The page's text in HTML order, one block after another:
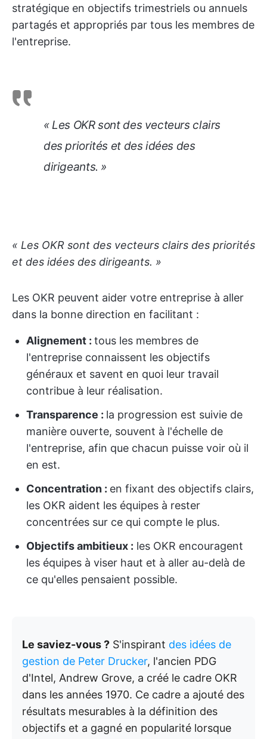
stratégique en objectifs trimestriels ou annuels
partagés et appropriés par tous les membres de
l'entreprise.
« Les OKR sont des vecteurs clairs
des priorités et des idées des
dirigeants. »
« Les OKR sont des vecteurs clairs des priorités
et des idées des dirigeants. »
Les OKR peuvent aider votre entreprise à aller
dans la bonne direction en facilitant :
Alignement : tous les membres de
l'entreprise connaissent les objectifs
généraux et savent en quoi leur travail
contribue à leur réalisation.
Transparence : la progression est suivie de
manière ouverte, souvent à l'échelle de
l'entreprise, afin que chacun puisse voir où il
en est.
Concentration : en fixant des objectifs clairs,
les OKR aident les équipes à rester
concentrées sur ce qui compte le plus.
Objectifs ambitieux : les OKR encouragent
les équipes à viser haut et à aller au-delà de
ce qu'elles pensaient possible.
Le saviez-vous ? S'inspirant des idées de
gestion de Peter Drucker, l'ancien PDG
d'Intel, Andrew Grove, a créé le cadre OKR
dans les années 1970. Ce cadre a ajouté des
résultats mesurables à la définition des
objectifs et a gagné en popularité lorsque